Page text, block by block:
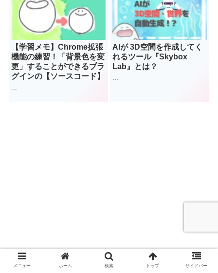
【学習メモ】Chrome拡張
機能の練習！「背景色を変
更」することができるプラ
グインの【ソースコード】
AIが 3D空間を作成してく
れるツール『Skybox
Lab』とは？
メニュー ホーム 検索 トップ サイドバー